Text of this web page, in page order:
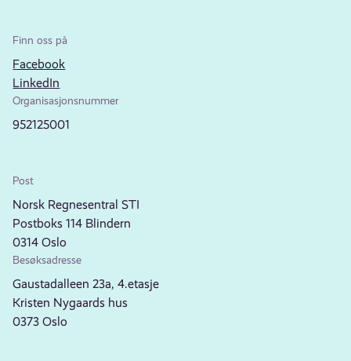
Finn oss på
Facebook
LinkedIn
Organisasjonsnummer
952125001
Post
Norsk Regnesentral STI
Postboks 114 Blindern
0314 Oslo
Besøksadresse
Gaustadalleen 23a, 4.etasje
Kristen Nygaards hus
0373 Oslo